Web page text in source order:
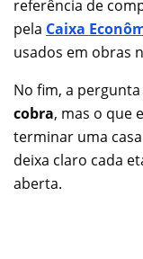
referência de
pela Caixa
usados em obras
No fim, a
cobra, mas o que
terminar uma
deixa claro cada
aberta.